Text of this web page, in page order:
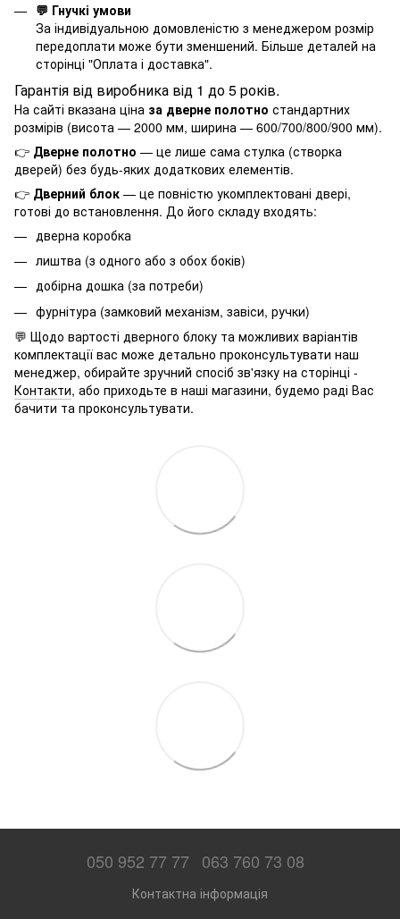
💬 Гнучкі умови
За індивідуальною домовленістю з менеджером розмір
передоплати може бути зменшений. Більше деталей на
сторінці "Оплата і доставка".
Гарантія від виробника від 1 до 5 років.
На сайті вказана ціна за дверне полотно стандартних
розмірів (висота — 2000 мм, ширина — 600/700/800/900 мм).
👉 Дверне полотно — це лише сама стулка (створка
дверей) без будь-яких додаткових елементів.
👉 Дверний блок — це повністю укомплектовані двері,
готові до встановлення. До його складу входять:
дверна коробка
лиштва (з одного або з обох боків)
добірна дошка (за потреби)
фурнітура (замковий механізм, завіси, ручки)
💬 Щодо вартості дверного блоку та можливих варіантів
комплектації вас може детально проконсультувати наш
менеджер, обирайте зручний спосіб зв'язку на сторінці -
Контакти, або приходьте в наші магазини, будемо раді Вас
бачити та проконсультувати.
050 952 77 77 063 760 73 08
Контактна інформація